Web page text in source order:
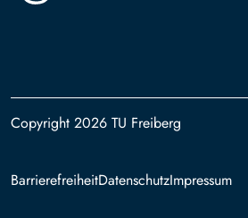
Copyright 2026 TU Freiberg
Footer
BarrierefreiheitDatenschutzImpressum